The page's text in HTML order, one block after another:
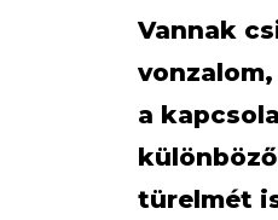
Vannak
a
türelmét